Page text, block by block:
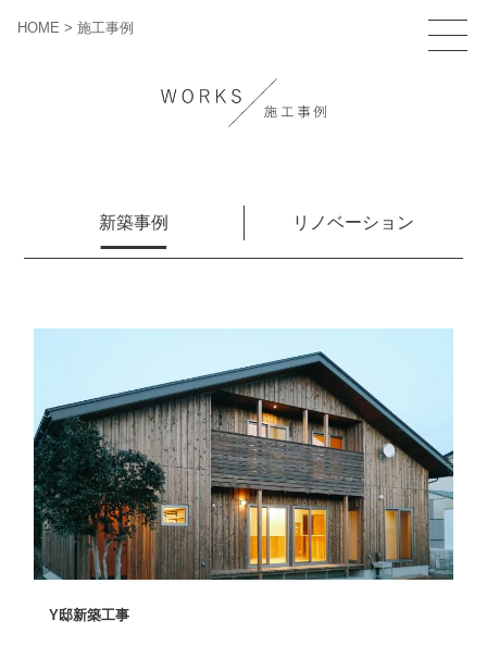
HOME > 施工事例
新築事例 リノベーション
Y邸新築工事